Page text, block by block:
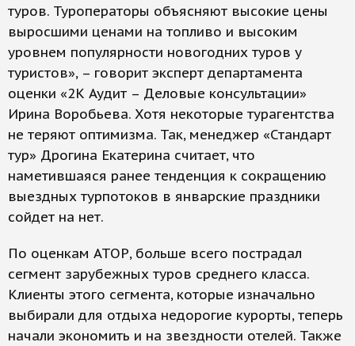
туров. Туроператоры объясняют высокие цены
выросшими ценами на топливо и высоким
уровнем популярности новогодних туров у
туристов», – говорит эксперт департамента
оценки «2К Аудит – Деловые консультации»
Ирина Воробьева. Хотя некоторые турагентства
не теряют оптимизма. Так, менеджер «Стандарт
тур» Дрогина Екатерина считает, что
наметившаяся ранее тенденция к сокращению
выездных турпотоков в январские праздники
сойдет на нет.
По оценкам АТОР, больше всего пострадал
сегмент зарубежных туров среднего класса.
Клиенты этого сегмента, которые изначально
выбирали для отдыха недорогие курорты, теперь
начали экономить и на звездности отелей. Также